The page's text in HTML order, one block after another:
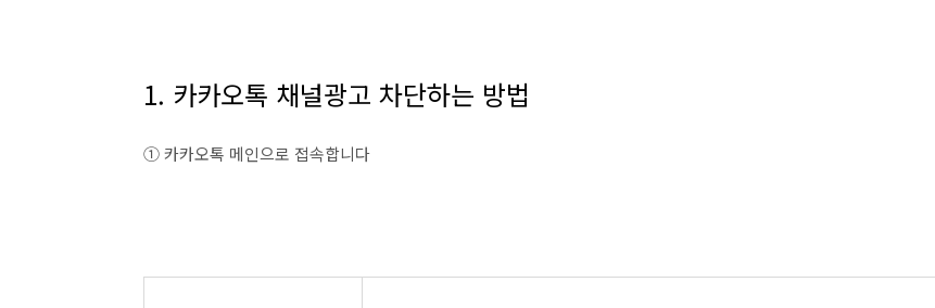
1. 카카오톡 채널광고 차단하는 방법
① 카카오톡 메인으로 접속합니다